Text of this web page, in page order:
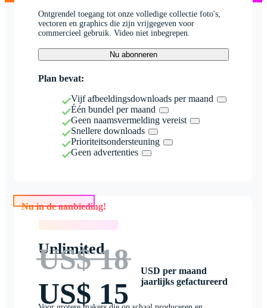
Ontgrendel toegang tot onze volledige collectie foto's,
vectoren en graphics die zijn vrijgegeven voor
commercieel gebruik. Video niet inbegrepen.
Nu abonneren
Plan bevat:
Vijf afbeeldingsdownloads per maand
Één bundel per maand
Geen naamsvermelding vereist
Snellere downloads
Prioriteitsondersteuning
Geen advertenties
Nu in de aanbieding!
Unlimited
US$ 18
US$ 15
USD per maand
jaarlijks gefactureerd